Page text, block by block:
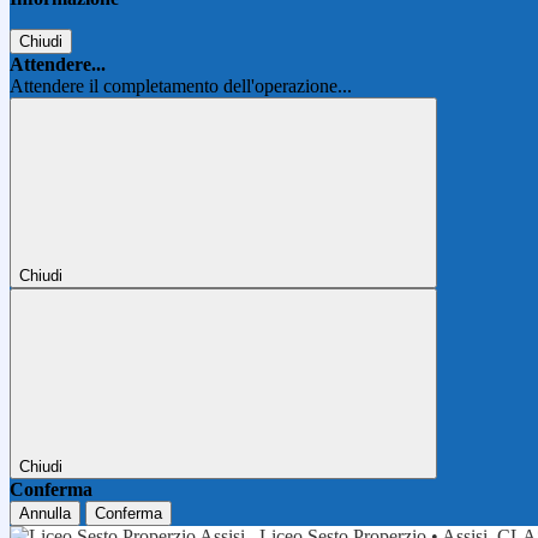
Chiudi
Attendere...
Attendere il completamento dell'operazione...
Chiudi
Chiudi
Conferma
Annulla Conferma